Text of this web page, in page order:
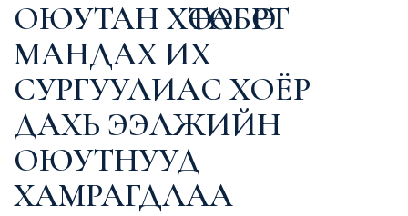
ОЮУТАН ХӨТӨЛБӨРТ
МАНДАХ ИХ
СУРГУУЛИАС ХОЁР
ДАХЬ ЭЭЛЖИЙН
ОЮУТНУУД
ХАМРАГДЛАА